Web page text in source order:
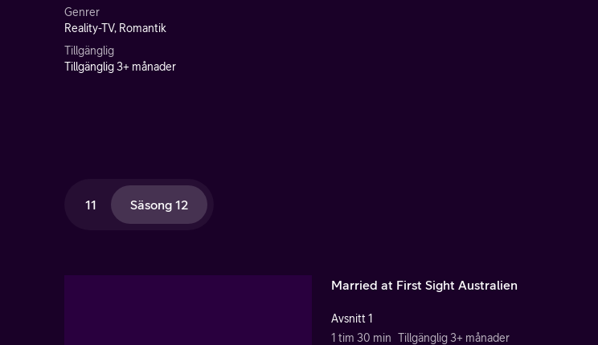
Genrer
Reality-TV, Romantik
Tillgänglig
Tillgänglig 3+ månader
11 Säsong 12
Married at First Sight Australien
Avsnitt 1
1 tim 30 min Tillgänglig 3+ månader